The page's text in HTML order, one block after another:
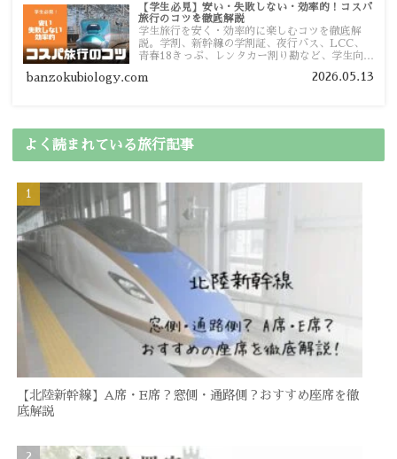
【学生必見】安い・失敗しない・効率的！コスパ
旅行のコツを徹底解説
学生旅行を安く・効率的に楽しむコツを徹底解
説。学割、新幹線の学割証、夜行バス、LCC、
青春18きっぷ、レンタカー割り勘など、学生向け
banzokubiology.com 2026.05.13
よく読まれている旅行記事
【北陸新幹線】A席・E席？窓側・通路側？おすすめ座席を徹
底解説